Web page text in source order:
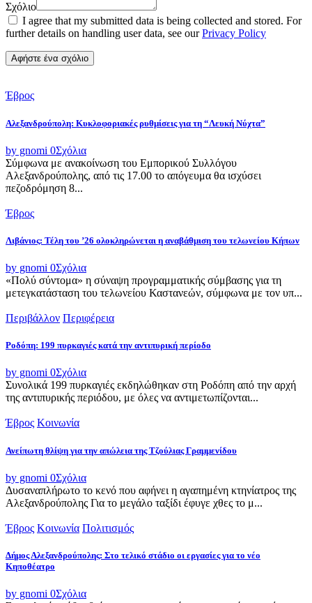
Σχόλιο
I agree that my submitted data is being collected and stored. For
further details on handling user data, see ourPrivacy Policy
Έβρος
Αλεξανδρούπολη: Κυκλοφοριακές ρυθμίσεις για τη “Λευκή Νύχτα”
by gnomi 0Σχόλια
Σύμφωνα με ανακοίνωση του Εμπορικού Συλλόγου
Αλεξανδρούπολης, από τις 17.00 το απόγευμα θα ισχύσει
πεζοδρόμηση 8...
Έβρος
Λιβάνιος: Τέλη του ’26 ολοκληρώνεται η αναβάθμιση του τελωνείου Κήπων
by gnomi 0Σχόλια
«Πολύ σύντομα» η σύναψη προγραμματικής σύμβασης για τη
μετεγκατάσταση του τελωνείου Καστανεών, σύμφωνα με τον υπ...
Περιβάλλον Περιφέρεια
Ροδόπη: 199 πυρκαγιές κατά την αντιπυρική περίοδο
by gnomi 0Σχόλια
Συνολικά 199 πυρκαγιές εκδηλώθηκαν στη Ροδόπη από την αρχή
της αντιπυρικής περιόδου, με όλες να αντιμετωπίζονται...
Έβρος Κοινωνία
Ανείπωτη θλίψη για την απώλεια της Τζούλιας Γραμμενίδου
by gnomi 0Σχόλια
Δυσαναπλήρωτο το κενό που αφήνει η αγαπημένη κτηνίατρος της
Αλεξανδρούπολης Για το μεγάλο ταξίδι έφυγε χθες το μ...
Έβρος Κοινωνία Πολιτισμός
Δήμος Αλεξανδρούπολης: Στο τελικό στάδιο οι εργασίες για το νέο
Κηποθέατρο
by gnomi 0Σχόλια